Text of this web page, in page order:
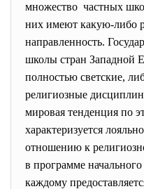
множество частных
них имеют какую-либо
направленность.
школы стран
полностью светские,
религиозные
мировая тенденция по
характеризуется
отношению к
в программе начального
каждому